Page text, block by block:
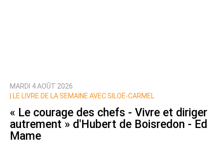
MARDI 4 AOÛT 2026
LE LIVRE DE LA SEMAINE AVEC SILOË-CARMEL
« Le courage des chefs - Vivre et diriger
autrement » d'Hubert de Boisredon - Ed
Mame